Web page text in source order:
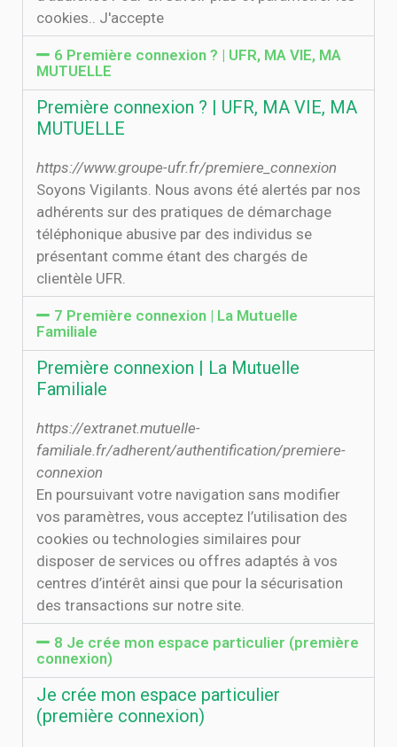
cookies.. J'accepte
6 Première connexion ? | UFR, MA VIE, MA
MUTUELLE
Première connexion ? | UFR, MA VIE, MA
MUTUELLE
https://www.groupe-ufr.fr/premiere_connexion
Soyons Vigilants. Nous avons été alertés par nos
adhérents sur des pratiques de démarchage
téléphonique abusive par des individus se
présentant comme étant des chargés de
clientèle UFR.
7 Première connexion | La Mutuelle
Familiale
Première connexion | La Mutuelle
Familiale
https://extranet.mutuelle-
familiale.fr/adherent/authentification/premiere-
connexion
En poursuivant votre navigation sans modifier
vos paramètres, vous acceptez l’utilisation des
cookies ou technologies similaires pour
disposer de services ou offres adaptés à vos
centres d’intérêt ainsi que pour la sécurisation
des transactions sur notre site.
8 Je crée mon espace particulier (première
connexion)
Je crée mon espace particulier
(première connexion)